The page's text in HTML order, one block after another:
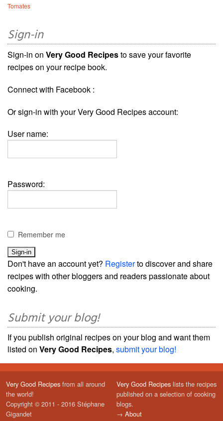
Tomates
Sign-in
Sign-in on Very Good Recipesto save your favorite
recipes on your recipe book.
Connect with Facebook :
Or sign-in with your Very Good Recipes account:
User name:
Password:
Remember me
Don't have an account yet? Registerto discover and share
recipes with other bloggers and readers passionate about
cooking.
Submit your blog!
If you publish original recipes on your blog and want them
listed on Very Good Recipes, submit your blog!
Very Good Recipes from all around
the world!
Copyright © 2011 - 2016 Stéphane
Gigandet
Very Good Recipes lists the recipes
published on a selection of cooking
blogs.
→ About